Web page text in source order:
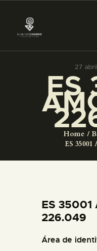
27
ES
Home
ES
ES 35001
226.049
Área de